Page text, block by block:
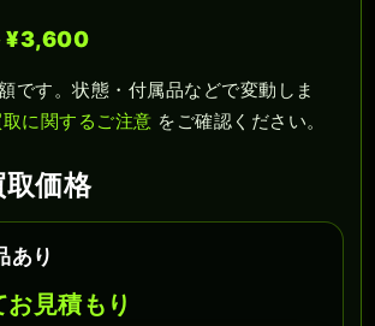
¥3,600
です。状態・付属品などで変動しま
取に関するご注意 をご確認ください。
価格
あり
お見積もり